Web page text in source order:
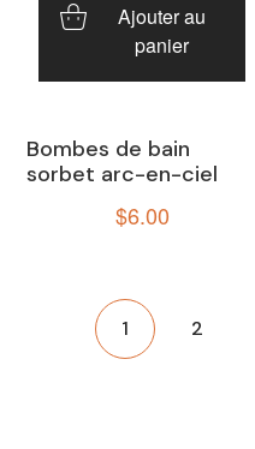
Ajouter au
panier
Bombes de bain
sorbet arc-en-ciel
$6.00
1 2